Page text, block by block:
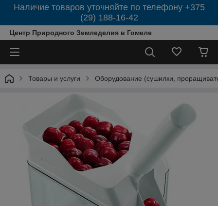
Наличие товаров уточняйте по телефону +375
(29) 188-16-42
Центр Природного Земледелия в Гомеле
Товары и услуги Оборудование (сушилки,